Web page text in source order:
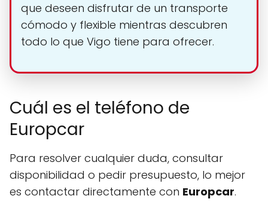
que deseen disfrutar de un transporte
cómodo y flexible mientras descubren
todo lo que Vigo tiene para ofrecer.
Cuál es el teléfono de
Europcar
Para resolver cualquier duda, consultar
disponibilidad o pedir presupuesto, lo mejor
es contactar directamente con Europcar.